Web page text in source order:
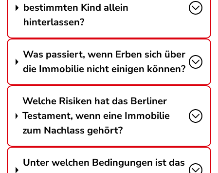
bestimmten Kind allein
hinterlassen?
Was passiert, wenn Erben sich über
die Immobilie nicht einigen können?
Welche Risiken hat das Berliner
Testament, wenn eine Immobilie
zum Nachlass gehört?
Unter welchen Bedingungen ist das